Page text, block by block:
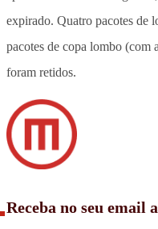
expirado. Quatro pacotes de
pacotes de copa lombo (com
foram retidos.
Receba no seu email